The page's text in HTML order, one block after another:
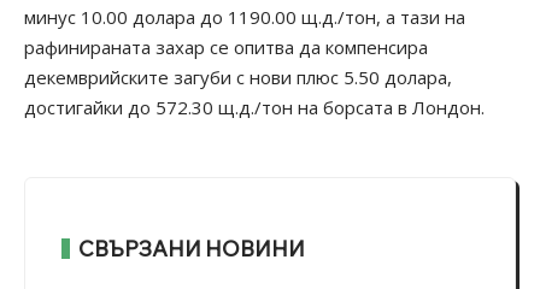
минус 10.00 долара до 1190.00 щ.д./тон, а тази на
рафинираната захар се опитва да компенсира
декемврийските загуби с нови плюс 5.50 долара,
достигайки до 572.30 щ.д./тон на борсата в Лондон.
СВЪРЗАНИ НОВИНИ